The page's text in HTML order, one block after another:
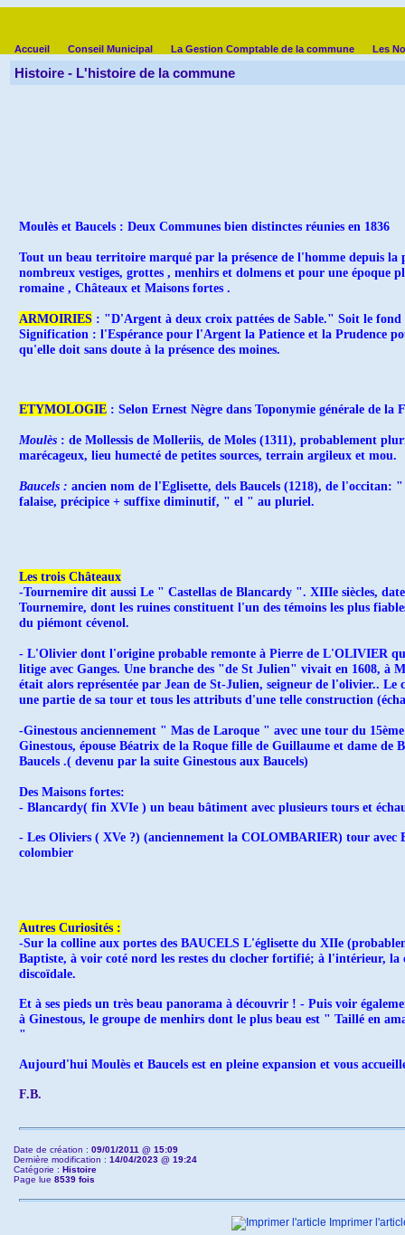
Accueil Conseil Municipal La Gestion Comptable de la commune Les
Histoire - L'histoire de la commune
Moulès et Baucels : Deux Communes bien distinctes réunies en 1836
Tout un beau territoire marqué par la présence de l'homme depuis la
nombreux vestiges, grottes , menhirs et dolmens et pour une époque
romaine , Châteaux et Maisons fortes .
ARMOIRIES : "D'Argent à deux croix pattées de Sable." Soit le
Signification : l'Espérance pour l'Argent la Patience et la Prudence
qu'elle doit sans doute à la présence des moines.
ETYMOLOGIE : Selon Ernest Nègre dans Toponymie générale de la
Moulès : de Mollessis de Molleriis, de Moles (1311), probablement
marécageux, lieu humecté de petites sources, terrain argileux et mou.
Baucels : ancien nom de l'Eglisette, dels Baucels (1218), de l'occitan:
falaise, précipice + suffixe diminutif, " el " au pluriel.
Les trois Châteaux
-Tournemire dit aussi Le " Castellas de Blancardy ". XIIIe siècles,
Tournemire, dont les ruines constituent l'un des témoins les plus
du piémont cévenol.
- L'Olivier dont l'origine probable remonte à Pierre de L'OLIVIER
litige avec Ganges. Une branche des "de St Julien" vivait en 1608, à
était alors représentée par Jean de St-Julien, seigneur de l'olivier.. Le
une partie de sa tour et tous les attributs d'une telle construction
-Ginestous anciennement " Mas de Laroque " avec une tour du
Ginestous, épouse Béatrix de la Roque fille de Guillaume et dame de
Baucels .( devenu par la suite Ginestous aux Baucels)
Des Maisons fortes:
- Blancardy( fin XVIe ) un beau bâtiment avec plusieurs tours et
- Les Oliviers ( XVe ?) (anciennement la COLOMBARIER) tour avec
colombier
Autres Curiosités :
-Sur la colline aux portes des BAUCELS L'églisette du XIIe
Baptiste, à voir coté nord les restes du clocher fortifié; à l'intérieur, la
discoïdale.
Et à ses pieds un très beau panorama à découvrir ! - Puis voir
à Ginestous, le groupe de menhirs dont le plus beau est " Taillé en
"
Aujourd'hui Moulès et Baucels est en pleine expansion et vous
F.B.
Date de création : 09/01/2011 @ 15:09
Dernière modification : 14/04/2023 @ 19:24
Catégorie : Histoire
Page lue 8539 fois
Imprimer